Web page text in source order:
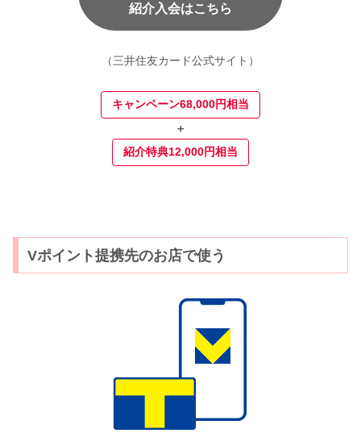
紹介入会はこちら
（三井住友カード公式サイト）
キャンペーン68,000円相当
＋
紹介特典12,000円相当
Vポイント提携先のお店で使う